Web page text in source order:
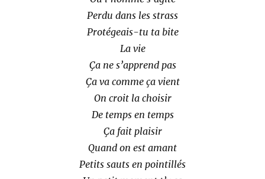
Perdu dans les strass
Protégeais-tu ta bite
La vie
Ça ne s’apprend pas
Ça va comme ça vient
On croit la choisir
De temps en temps
Ça fait plaisir
Quand on est amant
Petits sauts en pointillés